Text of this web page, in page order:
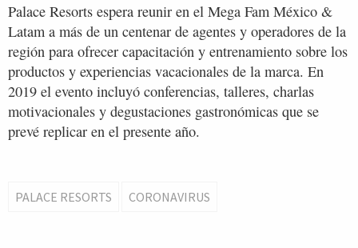
Palace Resorts espera reunir en el Mega Fam México &
Latam a más de un centenar de agentes y operadores de la
región para ofrecer capacitación y entrenamiento sobre los
productos y experiencias vacacionales de la marca. En
2019 el evento incluyó conferencias, talleres, charlas
motivacionales y degustaciones gastronómicas que se
prevé replicar en el presente año.
PALACE RESORTS CORONAVIRUS